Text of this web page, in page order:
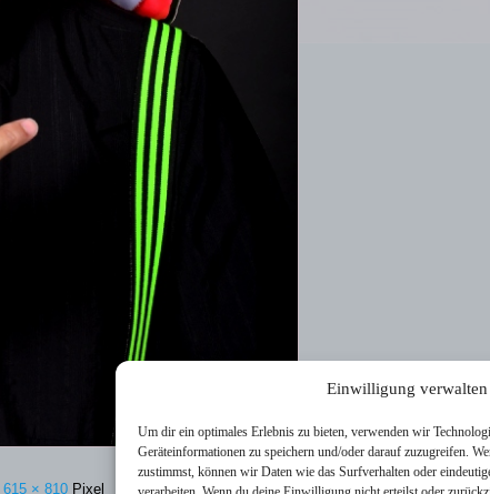
Einwilligung verwalten
Um dir ein optimales Erlebnis zu bieten, verwenden wir
Geräteinformationen zu speichern und/oder darauf zuzugreifen.
zustimmst, können wir Daten wie das Surfverhalten oder
615 × 810 Pixel